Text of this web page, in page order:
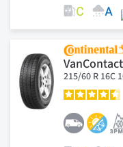
215/60 R 16C